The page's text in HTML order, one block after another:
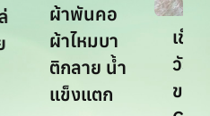
ผ้าพันคอ
ผ้าไหมบา
ติกลาย น้ำ
แข็งแตก
เข็ม
วัว แท้
ขนา